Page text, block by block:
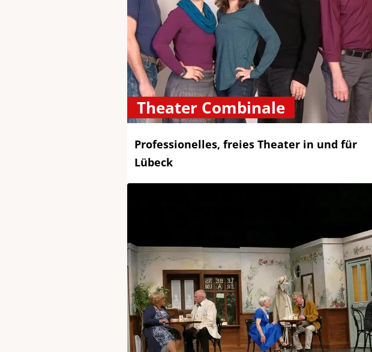
Theater Combinale
Professionelles, freies Theater in und für
Lübeck